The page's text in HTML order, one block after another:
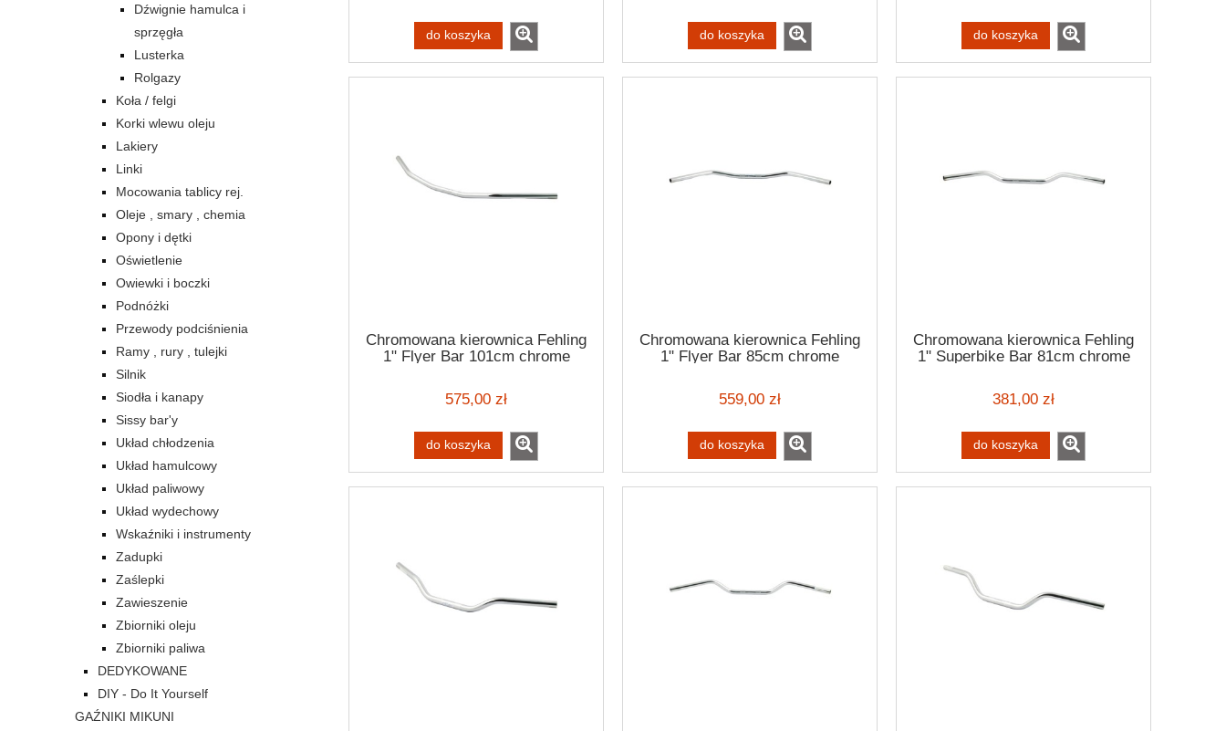
Dźwignie hamulca i
sprzęgła
Lusterka
Rolgazy
Koła / felgi
Korki wlewu oleju
Lakiery
Linki
Mocowania tablicy rej.
Oleje , smary , chemia
Opony i dętki
Oświetlenie
Owiewki i boczki
Podnóżki
Przewody podciśnienia
Ramy , rury , tulejki
Silnik
Siodła i kanapy
Sissy bar'y
Układ chłodzenia
Układ hamulcowy
Układ paliwowy
Układ wydechowy
Wskaźniki i instrumenty
Zadupki
Zaślepki
Zawieszenie
Zbiorniki oleju
Zbiorniki paliwa
DEDYKOWANE
DIY - Do It Yourself
GAŹNIKI MIKUNI
do koszyka do koszyka do koszyka
Chromowana kierownica Fehling
1" Flyer Bar 101cm chrome
575,00 zł
do koszyka
Chromowana kierownica Fehling
1" Flyer Bar 85cm chrome
559,00 zł
do koszyka
Chromowana kierownica Fehling
1" Superbike Bar 81cm chrome
381,00 zł
do koszyka